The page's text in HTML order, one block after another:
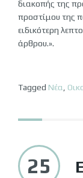
διακοπής της
προστίμου της
ειδικότερη
άρθρου.».
Tagged Νέα
25